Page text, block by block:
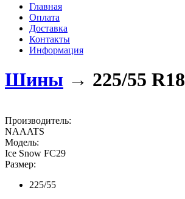
Главная
Оплата
Доставка
Контакты
Информация
Шины → 225/55 R18
Производитель:
NAAATS
Модель:
Ice Snow FC29
Размер:
225/55